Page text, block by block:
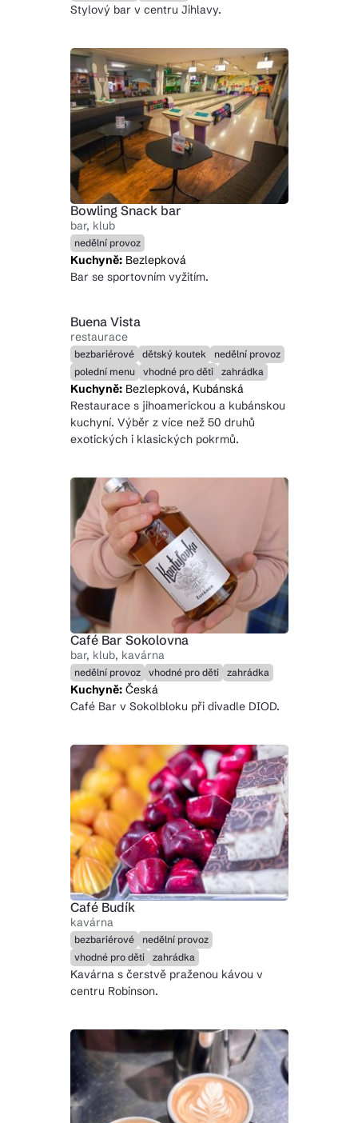
Stylový bar v centru Jihlavy.
Bowling Snack bar
bar, klub
nedělní provoz
Kuchyně:Bezlepková
Bar se sportovním vyžitím.
Buena Vista
restaurace
bezbariérové dětský koutek
nedělní provoz
polední menu
vhodné pro děti zahrádka
Kuchyně:Bezlepková, Kubánská
Restaurace s jihoamerickou a kubánskou
kuchyní. Výběr z více než 50 druhů
exotických i klasických pokrmů.
Café Bar Sokolovna
bar, klub, kavárna
nedělní provoz vhodné pro děti zahrádka
Kuchyně:Česká
Café Bar v Sokolbloku při divadle DIOD.
Café Budík
kavárna
bezbariérové
nedělní provoz
vhodné pro děti
zahrádka
Kavárna s čerstvě praženou kávou v
centru Robinson.